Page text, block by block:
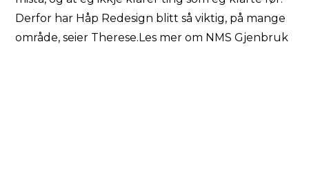
Derfor har Håp Redesign blitt så viktig, på mange
område, seier Therese.Les mer om NMS Gjenbruk